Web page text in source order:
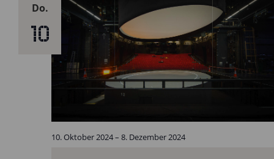
Do.
10
10. Oktober 2024– 8. Dezember 2024